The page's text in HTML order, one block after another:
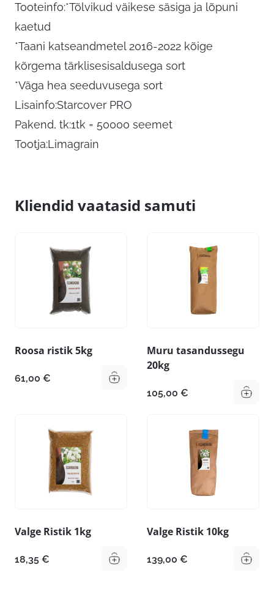
Tooteinfo:*Tõlvikud väikese säsiga ja lõpuni
kaetud
*Taani katseandmetel 2016-2022 kõige
kõrgema tärklisesisaldusega sort
*Väga hea seeduvusega sort
Lisainfo:Starcover PRO
Pakend, tk:1tk = 50000 seemet
Tootja:Limagrain
Kliendid vaatasid samuti
Roosa ristik 5kg
61,00 €
Muru tasandussegu
20kg
105,00 €
Valge Ristik 1kg
18,35 €
Valge Ristik 10kg
139,00 €